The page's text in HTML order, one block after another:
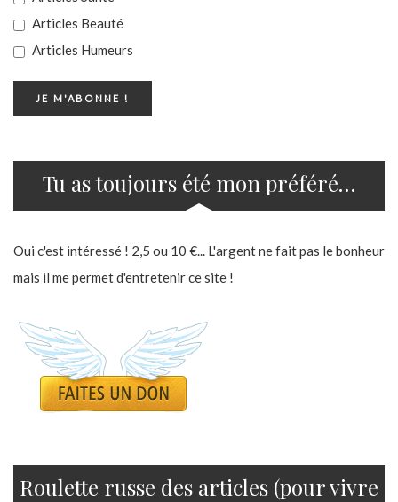
Articles Beauté
Articles Humeurs
Tu as toujours été mon préféré…
Oui c'est intéressé ! 2,5 ou 10 €... L'argent ne fait pas le bonheur
mais il me permet d'entretenir ce site !
Roulette russe des articles (pour vivre